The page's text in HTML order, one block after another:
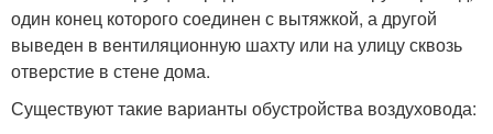
Стен в частном доме Вытяжка через стену
один конец которого соединен с вытяжкой, а другой
выведен в вентиляционную шахту или на улицу сквозь
отверстие в стене дома.
Существуют такие варианты обустройства воздуховода: